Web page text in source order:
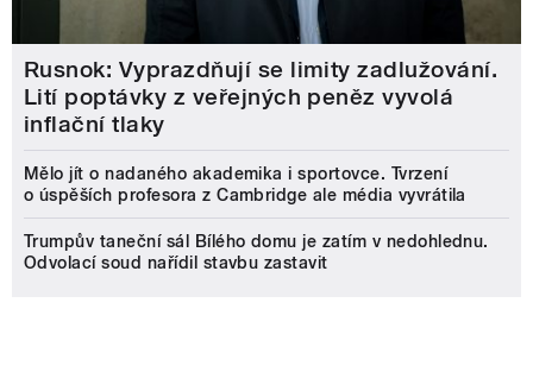
Rusnok: Vyprazdňují se limity zadlužování.
Lití poptávky z veřejných peněz vyvolá
inflační tlaky
Mělo jít o nadaného akademika i sportovce. Tvrzení
o úspěších profesora z Cambridge ale média vyvrátila
Trumpův taneční sál Bílého domu je zatím v nedohlednu.
Odvolací soud nařídil stavbu zastavit